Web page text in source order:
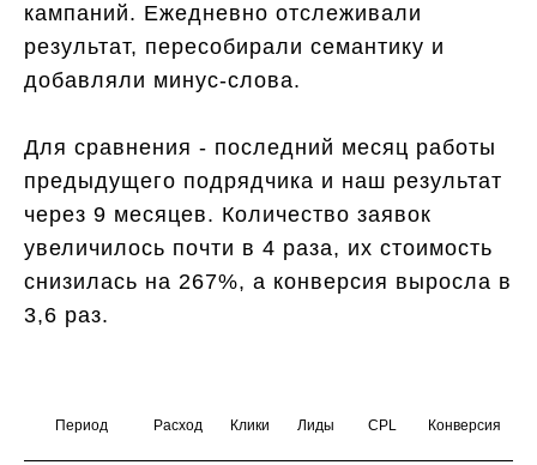
кампаний. Ежедневно отслеживали
результат, пересобирали семантику и
добавляли минус-слова.
Для сравнения - последний месяц работы
предыдущего подрядчика и наш результат
через 9 месяцев. Количество заявок
увеличилось почти в 4 раза, их стоимость
снизилась на 267%, а конверсия выросла в
3,6 раз.
Период Расход Клики Лиды CPL Конверсия